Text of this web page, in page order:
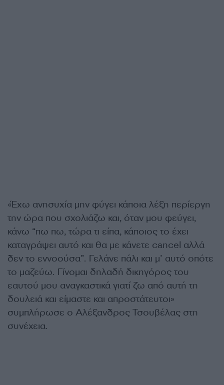
«Έχω ανησυχία μην φύγει κάποια λέξη περίεργη
την ώρα που σχολιάζω και, όταν μου φεύγει,
κάνω “πω πω, τώρα τι είπα, κάποιος το έχει
καταγράψει αυτό και θα με κάνετε cancel αλλά
δεν το εννοούσα”. Γελάνε πάλι και μ’ αυτό οπότε
το μαζεύω. Γίνομαι δηλαδή δικηγόρος του
εαυτού μου αναγκαστικά γιατί ζω από αυτή τη
δουλειά και είμαστε και απροστάτευτοι»
συμπλήρωσε ο Αλέξανδρος Τσουβέλας στη
συνέχεια.